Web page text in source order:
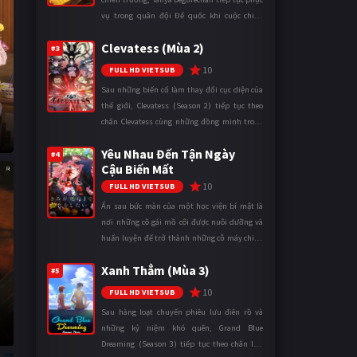
vụ trong quân đội Đế quốc khi cuộc chiến
mặt trận. Dù sở hữu tài năn ...
#3 Clevatess (Mùa 2)
FULL HD VIETSUB 10
Sau những biến cố làm thay đổi cục diện của
thế giới, Clevatess (Season 2) tiếp tục theo
chân Clevatess cùng những đồng minh trong
loại đến bờ vực diệ ...
#4
Yêu Nhau Đến Tận Ngày
Cậu Biến Mất
FULL HD VIETSUB 10
Ẩn sau bức màn của một học viện bí mật là
nơi những cô gái mồ côi được nuôi dưỡng và
huấn luyện để trở thành những cỗ máy chiến
được xem là điều hiển nh ...
#5 Xanh Thẳm (Mùa 3)
FULL HD VIETSUB 10
Sau hàng loạt chuyến phiêu lưu điên rồ và
những kỷ niệm khó quên, Grand Blue
Dreaming (Season 3) tiếp tục theo chân Iori